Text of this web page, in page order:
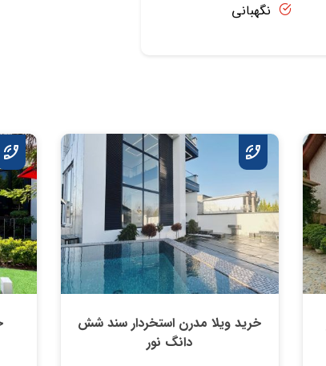
نگهبانی
خرید ویلا مدرن استخردار سند شش
دانگ نور